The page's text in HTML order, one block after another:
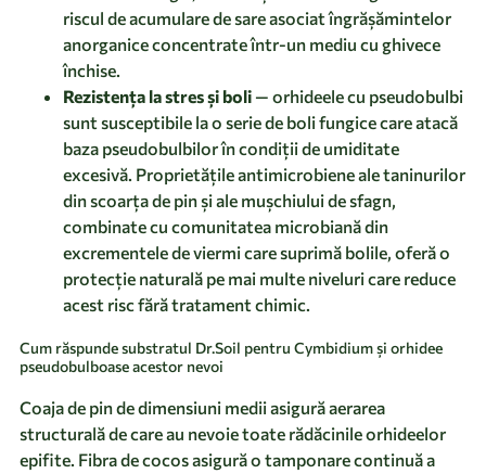
riscul de acumulare de sare asociat îngrășămintelor
anorganice concentrate într-un mediu cu ghivece
închise.
Rezistența la stres și boli — orhideele cu pseudobulbi
sunt susceptibile la o serie de boli fungice care atacă
baza pseudobulbilor în condiții de umiditate
excesivă. Proprietățile antimicrobiene ale taninurilor
din scoarța de pin și ale mușchiului de sfagn,
combinate cu comunitatea microbiană din
excrementele de viermi care suprimă bolile, oferă o
protecție naturală pe mai multe niveluri care reduce
acest risc fără tratament chimic.
Cum răspunde substratul Dr.Soil pentru Cymbidium și orhidee
pseudobulboase acestor nevoi
Coaja de pin de dimensiuni medii asigură aerarea
structurală de care au nevoie toate rădăcinile orhideelor
epifite. Fibra de cocos asigură o tamponare continuă a